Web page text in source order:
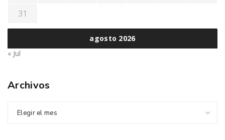
agosto 2026
31
« Jul
Archivos
Elegir el mes